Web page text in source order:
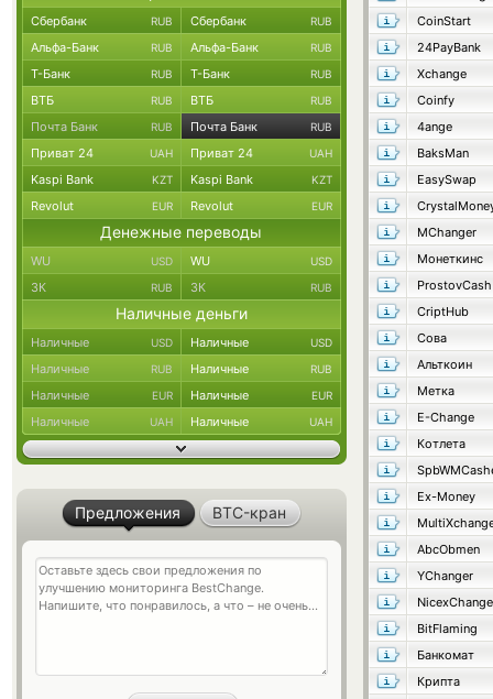
CoinStart
24PayBank
Xchange
Coinfy
4ange
BaksMan
EasySwap
MChanger
Монеткинс
ProstovCash
CriptHub
Сова
Альткоин
Метка
E-Change
Котлета
Ex-Money
AbcObmen
YChanger
BitFlaming
Банкомат
Крипта
Сбербанк RUB Сбербанк RUB
Альфа-Банк RUB Альфа-Банк RUB
Т-Банк RUB Т-Банк RUB
ВТБ RUB ВТБ RUB
Почта Банк RUB Почта Банк RUB
Приват 24 UAH Приват 24 UAH
Kaspi Bank KZT Kaspi Bank KZT
Revolut EUR Revolut EUR
Денежные переводы
WU USD WU USD
ЗК RUB ЗК RUB
Наличные деньги
Наличные USD Наличные USD
Наличные RUB Наличные RUB
Наличные EUR Наличные EUR
Наличные UAH Наличные UAH
Предложения BTC-кран